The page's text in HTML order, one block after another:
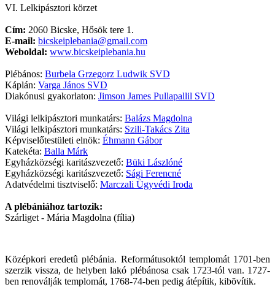
VI. Lelkipásztori körzet
Cím: 2060 Bicske, Hősök tere 1.
E-mail: bicskeiplebania@gmail.com
Weboldal: www.bicskeiplebania.hu
Plébános: Burbela Grzegorz Ludwik SVD
Káplán: Varga János SVD
Diakónusi gyakorlaton: Jimson James Pullapallil SVD
Világi lelkipásztori munkatárs: Balázs Magdolna
Világi lelkipásztori munkatárs: Szili-Takács Zita
Képviselőtestületi elnök: Éhmann Gábor
Katekéta: Balla Márk
Egyházközségi karitászvezető: Büki Lászlóné
Egyházközségi karitászvezető: Sági Ferencné
Adatvédelmi tisztviselő: Marczali Ügyvédi Iroda
A plébániához tartozik:
Szárliget - Mária Magdolna (fília)
Középkori eredetû plébánia. Reformátusoktól templomát 1701-ben
szerzik vissza, de helyben lakó plébánosa csak 1723-tól van. 1727-
ben renoválják templomát, 1768-74-ben pedig átépítik, kibõvítik.